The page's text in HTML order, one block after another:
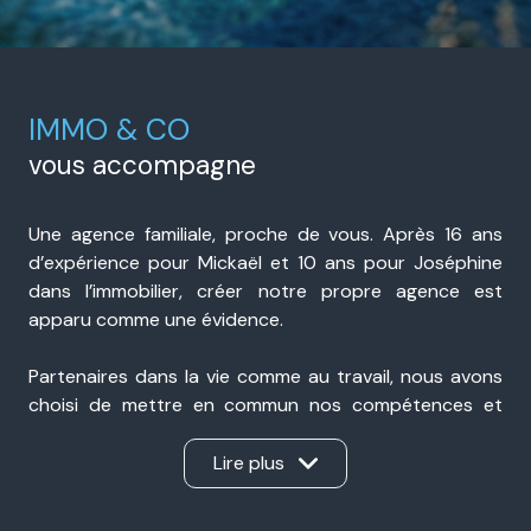
IMMO & CO
vous accompagne
Une agence familiale, proche de vous. Après 16 ans
d’expérience pour Mickaël et 10 ans pour Joséphine
dans l’immobilier, créer notre propre agence est
apparu comme une évidence.
Partenaires dans la vie comme au travail, nous avons
choisi de mettre en commun nos compétences et
notre expérience pour accompagner nos clients avec
sérieux, transparence et réactivité. Présents à Portes-
lès-Valence et à Valence, nous sommes une agence
Lire plus